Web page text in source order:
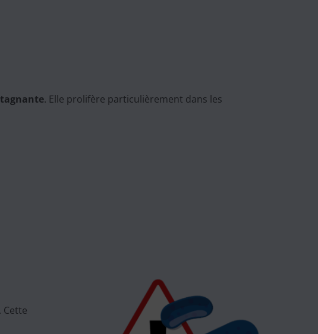
. Elle prolifère particulièrement dans les
Cette